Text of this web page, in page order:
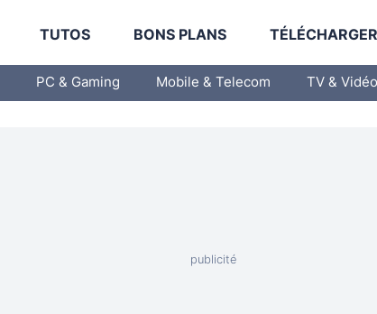
TUTOS BONS PLANS
PC & Gaming Mobile & Telecom TV & Vidéo